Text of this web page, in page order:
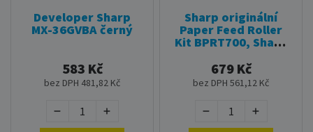
Developer Sharp
MX-36GVBA černý
583 Kč
bez DPH 481,82 Kč
Sharp originální
Paper Feed Roller
Kit BPRT700, Sharp
60C31,70C31
679 Kč
bez DPH 561,12 Kč